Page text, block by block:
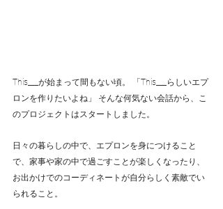
This___が始まって間もない頃。 「This___らしいエプ
ロンを作りたいよね」 そんな何気ない会話から、こ
のプロジェクトはスタートしました。
日々の暮らしの中で、エプロンを身につけること
で、家事や家の中で過ごすことが楽しくなったり、
お出かけでのコーディネートが自分らしく素敵でい
られること。